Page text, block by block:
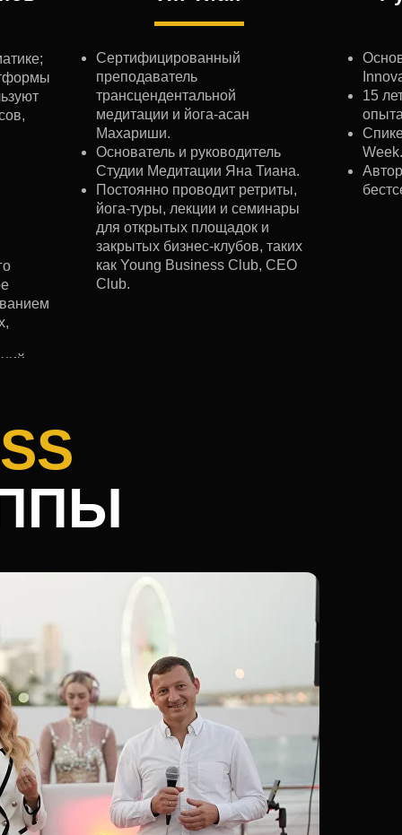
Сертифицированный
преподаватель
трансцендентальной
медитации и йога-асан
Махариши.
Основатель и руководитель
Студии Медитации Яна Тиана.
Постоянно проводит ретриты,
йога-туры, лекции и семинары
для открытых площадок и
закрытых бизнес-клубов, таких
как Young Business Club, CEO
Club.
15
Week.